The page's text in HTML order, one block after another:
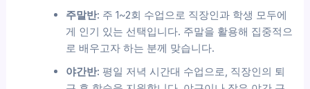
주말반: 주 1~2회 수업으로 직장인과 학생 모두에
게 인기 있는 선택입니다. 주말을 활용해 집중적으
로 배우고자 하는 분께 맞습니다.
야간반: 평일 저녁 시간대 수업으로, 직장인의 퇴